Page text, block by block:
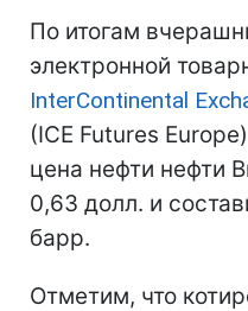
По итогам
электронной
InterContinental
(IСE Futures
цена нефти нефти
0,63 долл. и
барр.
Отметим, что